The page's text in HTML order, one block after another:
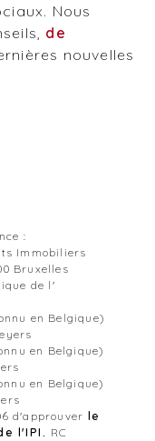
Nous
de
nouvelles
:
Immobiliers
Bruxelles
de l'
en Belgique)
en Belgique)
en Belgique)
d'approuver le
l'IPI. RC